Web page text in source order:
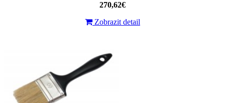
270,62€
Zobrazit detail